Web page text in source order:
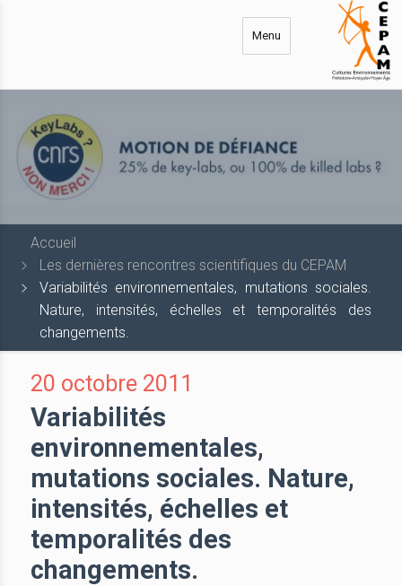
Menu
Accueil
Les dernières rencontres scientifiques du CEPAM
Variabilités environnementales, mutations sociales.
Nature, intensités, échelles et temporalités des
changements.
20 octobre 2011
Variabilités
environnementales,
mutations sociales. Nature,
intensités, échelles et
temporalités des
changements.